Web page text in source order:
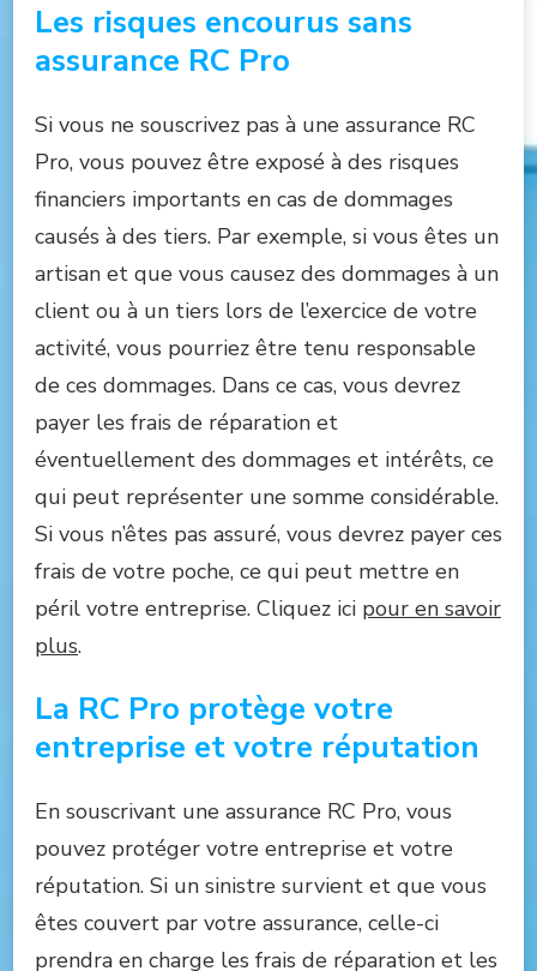
Les risques encourus sans
assurance RC Pro
Si vous ne souscrivez pas à une assurance RC
Pro, vous pouvez être exposé à des risques
financiers importants en cas de dommages
causés à des tiers. Par exemple, si vous êtes un
artisan et que vous causez des dommages à un
client ou à un tiers lors de l’exercice de votre
activité, vous pourriez être tenu responsable
de ces dommages. Dans ce cas, vous devrez
payer les frais de réparation et
éventuellement des dommages et intérêts, ce
qui peut représenter une somme considérable.
Si vous n’êtes pas assuré, vous devrez payer ces
frais de votre poche, ce qui peut mettre en
péril votre entreprise. Cliquez ici pour en savoir
plus.
La RC Pro protège votre
entreprise et votre réputation
En souscrivant une assurance RC Pro, vous
pouvez protéger votre entreprise et votre
réputation. Si un sinistre survient et que vous
êtes couvert par votre assurance, celle-ci
prendra en charge les frais de réparation et les